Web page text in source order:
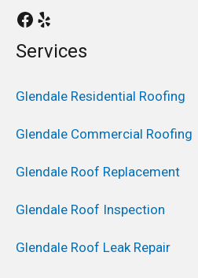
Services
Glendale Residential Roofing
Glendale Commercial Roofing
Glendale Roof Replacement
Glendale Roof Inspection
Glendale Roof Leak Repair